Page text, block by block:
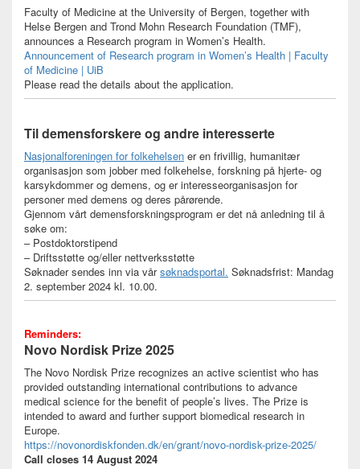
Faculty of Medicine at the University of Bergen, together with
Helse Bergen and Trond Mohn Research Foundation (TMF),
announces a Research program in Women’s Health.
Announcement of Research program in Women’s Health | Faculty
of Medicine | UiB
Please read the details about the application.
Til demensforskere og andre interesserte
Nasjonalforeningen for folkehelsen er en frivillig, humanitær
organisasjon som jobber med folkehelse, forskning på hjerte- og
karsykdommer og demens, og er interesseorganisasjon for
personer med demens og deres pårørende.
Gjennom vårt demensforskningsprogram er det nå anledning til å
søke om:
– Postdoktorstipend
– Driftsstøtte og/eller nettverksstøtte
Søknader sendes inn via vårsøknadsportal. Søknadsfrist: Mandag
2. september 2024 kl. 10.00.
Reminders:
Novo Nordisk Prize 2025
The Novo Nordisk Prize recognizes an active scientist who has
provided outstanding international contributions to advance
medical science for the benefit of people’s lives. The Prize is
intended to award and further support biomedical research in
Europe.
https://novonordiskfonden.dk/en/grant/novo-nordisk-prize-2025/
Call closes 14 August 2024